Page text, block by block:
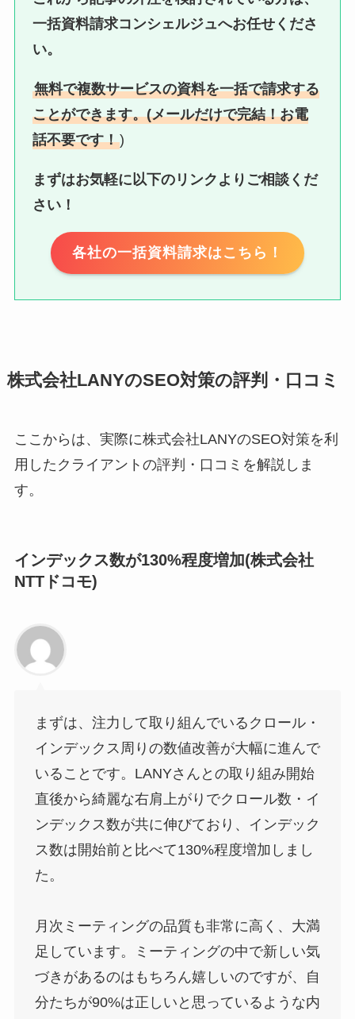
一括資料請求コンシェルジュへお任せくださ
い。
無料で複数サービスの資料を一括で請求する
ことができます。(メールだけで完結！お電
話不要です！)
まずはお気軽に以下のリンクよりご相談くだ
さい！
各社の一括資料請求はこちら！
株式会社LANYのSEO対策の評判・口コミ
ここからは、実際に株式会社LANYのSEO対策を利
用したクライアントの評判・口コミを解説しま
す。
インデックス数が130%程度増加(株式会社
NTTドコモ)
まずは、注力して取り組んでいるクロール・
インデックス周りの数値改善が大幅に進んで
いることです。LANYさんとの取り組み開始
直後から綺麗な右肩上がりでクロール数・イ
ンデックス数が共に伸びており、インデック
ス数は開始前と比べて130%程度増加しまし
た。
月次ミーティングの品質も非常に高く、大満
足しています。ミーティングの中で新しい気
づきがあるのはもちろん嬉しいのですが、自
分たちが90%は正しいと思っているような内